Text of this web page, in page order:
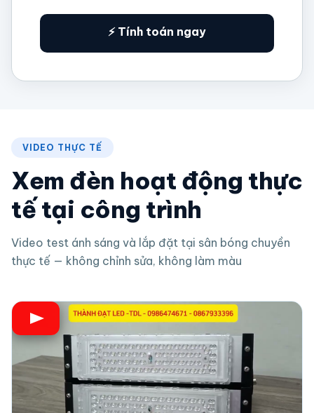
⚡ Tính toán ngay
VIDEO THỰC TẾ
Xem đèn hoạt động thực
tế tại công trình
Video test ánh sáng và lắp đặt tại sân bóng chuyền
thực tế — không chỉnh sửa, không làm màu